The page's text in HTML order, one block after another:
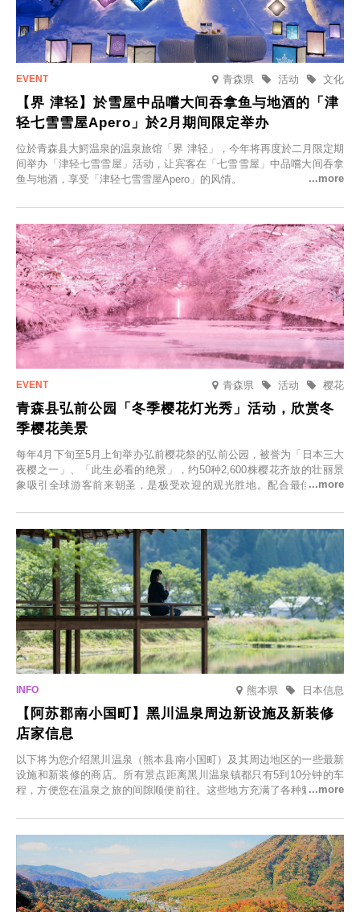
青森県 文化
活动
【界 津轻】於雪屋中品嚐大间吞拿鱼与地酒的「津
轻七雪雪屋Apero」於2月期间限定举办
位於青森县大鰐温泉的温泉旅馆「界 津轻」，今年将再度於二月限定期
间举办「津轻七雪雪屋」活动，让宾客在「七雪雪屋」中品嚐大间吞拿
鱼与地酒，享受「津轻七雪雪屋Apero」的风情。
青森県 樱花
活动
青森县弘前公园「冬季樱花灯光秀」活动，欣赏冬
季樱花美景
每年4月下旬至5月上旬举办弘前樱花祭的弘前公园，被誉为「日本三大
夜樱之一」、「此生必看的绝景」，约50种2,600株樱花齐放的壮丽景
象吸引全球游客前来朝圣，是极受欢迎的观光胜地。配合最佳观雪时
「冬季樱花灯光秀」。
熊本県 日本信息
【阿苏郡南小国町】黑川温泉周边新设施及新装修
店家信息
以下将为您介绍黑川温泉（熊本县南小国町）及其周边地区的一些最新
设施和新装修的商店。所有景点距离黑川温泉镇都只有5到10分钟的车
程，方便您在温泉之旅的间隙顺便前往。这些地方充满了各种魅力，包
食材的餐厅。让您体验黑川温泉的全新乐趣。